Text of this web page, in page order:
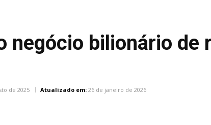
negócio bilionário de
de 2025 Atualizado em: 26 de janeiro de 2026